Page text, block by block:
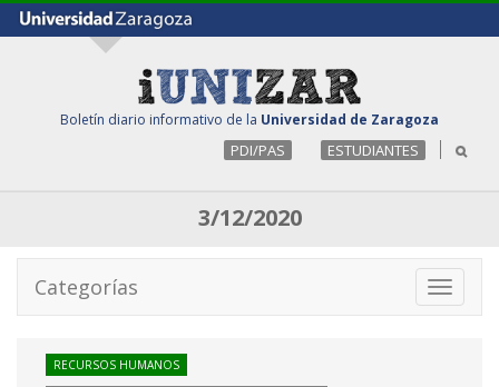
Boletín diario informativo de la Universidad de Zaragoza
PDI/PAS ESTUDIANTES
3/12/2020
Toggle
Categorías
RECURSOS HUMANOS